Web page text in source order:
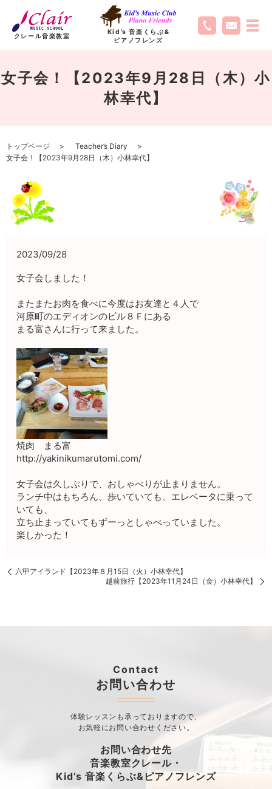
クレール音楽教室
Kid’s 音楽くらぶ&
ピアノフレンズ
女子会！【2023年9月28日（木）小
林幸代】
トップページ
Teacher’s Diary
女子会！【2023年9月28日（木）小林幸代】
2023/09/28
女子会しました！
またまたお肉を食べに今度はお友達と４人で
河原町のエディオンのビル８Ｆにある
まる富さんに行って来ました。
焼肉 まる富
http://yakinikumarutomi.com/
女子会は久しぶりで、おしゃべりが止まりません。
ランチ中はもちろん、歩いていても、エレベータに乗って
いても、
立ち止まっていてもずーっとしゃべっていました。
楽しかった！
六甲アイランド【2023年８月15日（火）小林幸代】
越前旅行【2023年11月24日（金）小林幸代】
Contact
お問い合わせ
体験レッスンも承っておりますので、
お気軽にお問い合わせください。
お問い合わせ先
音楽教室クレール・
Kid’s 音楽くらぶ&ピアノフレンズ